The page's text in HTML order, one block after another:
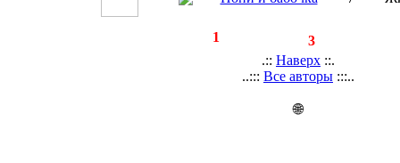
1
3
.:: Наверх ::.
..::: Все авторы :::..
🌐